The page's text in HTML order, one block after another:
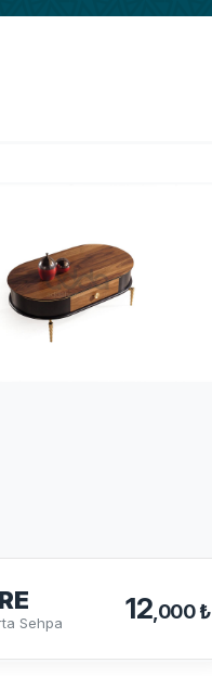
Sehpa 12,000 ₺